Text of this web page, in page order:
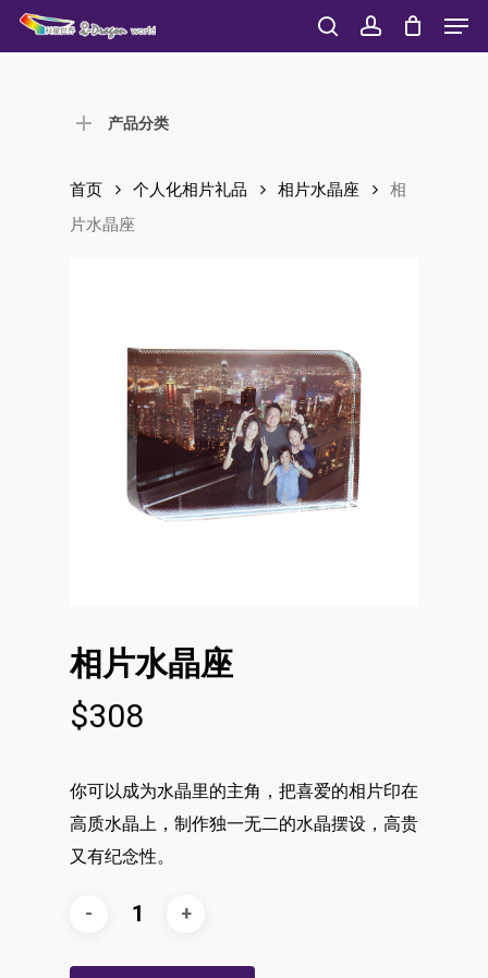
Skip
to
searchaccount
产品分类
首页 个人化相片礼品 相片水晶座
相
片水晶座
相片水晶座
$308
你可以成为水晶里的主角，把喜爱的相片印在
高质水晶上，制作独一无二的水晶摆设，高贵
又有纪念性。